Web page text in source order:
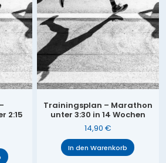
2:15
Trainingsplan – Marathon
unter 3:30 in 14 Wochen
14,90 €
In den Warenkorb